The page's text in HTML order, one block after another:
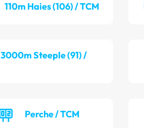
110m Haies (106) / TCM
3000m Steeple (91) /
Perche / TCM